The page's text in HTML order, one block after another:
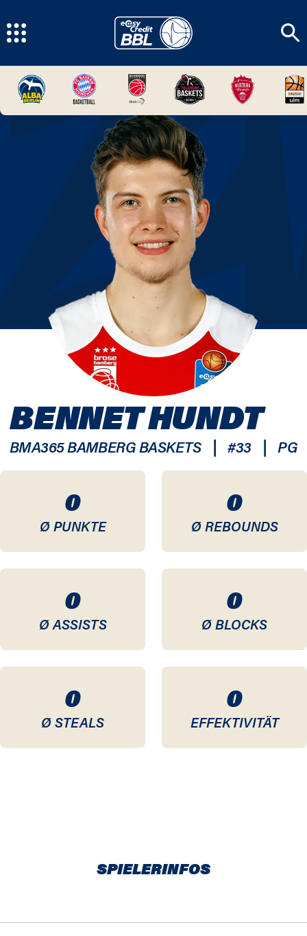
0
Ø PUNKTE
0
Ø REBOUNDS
0
Ø ASSISTS
0
Ø BLOCKS
0
Ø STEALS
0
EFFEKTIVITÄT
BENNET HUNDT
BMA365 BAMBERG BASKETS | #33 | PG
SPIELERINFOS